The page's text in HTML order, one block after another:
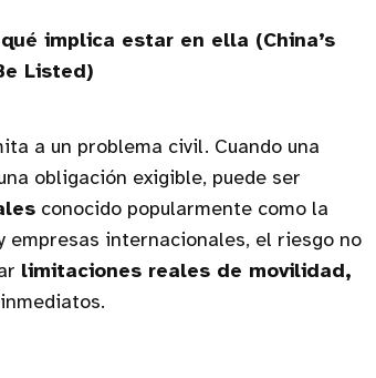
implica estar en ella (China’s
Listed)
a un problema civil. Cuando una
obligación exigible, puede ser
conocido popularmente como la
empresas internacionales, el riesgo no
limitaciones reales de movilidad,